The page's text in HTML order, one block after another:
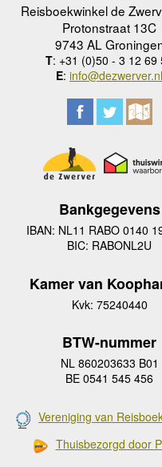
Reisboekwinkel de
Protonstraat 13C
9743 AL
T: +31 (0)50 - 3 12 69
E: info@dezwerver.nl
Bankgegevens
IBAN: NL11 RABO 0140
BIC: RABONL2U
Kamer van
Kvk: 75240440
BTW-nummer
NL 860203633 B01
BE 0541 545 456
Vereniging van
Thuisbezorgd door